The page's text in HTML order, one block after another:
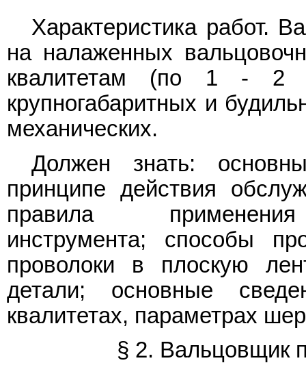
Характеристика работ.
на налаженных
квалитетам (по 1 - 2
крупногабаритных и
механических.
Должен знать:
принципе действия
правила применения
инструмента; способы
проволоки в плоскую
детали; основные
квалитетах, параметрах
§ 2. Вальцовщик